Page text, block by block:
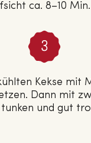
ca. 8–10
Kekse mit
Dann mit
und gut